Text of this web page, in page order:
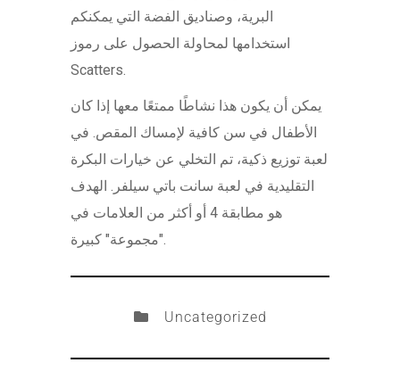
البرية، وصناديق الفضة التي يمكنكم
استخدامها لمحاولة الحصول على رموز
Scatters.
يمكن أن يكون هذا نشاطًا ممتعًا معها إذا كان
الأطفال في سن كافية لإمساك المقص. في
لعبة توزيع ذكية، تم التخلي عن خيارات البكرة
التقليدية في لعبة سانت باتي سيلفر. الهدف
هو مطابقة 4 أو أكثر من العلامات في
"مجموعة" كبيرة.
Uncategorized